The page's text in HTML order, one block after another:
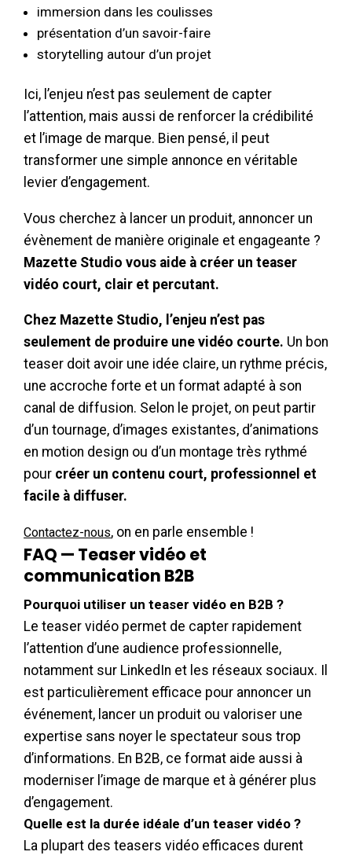
immersion dans les coulisses
présentation d’un savoir-faire
storytelling autour d’un projet
Ici, l’enjeu n’est pas seulement de capter
l’attention, mais aussi de renforcer la crédibilité
et l’image de marque. Bien pensé, il peut
transformer une simple annonce en véritable
levier d’engagement.
Vous cherchez à lancer un produit, annoncer un
évènement de manière originale et engageante ?
Mazette Studio vous aide à créer un teaser
vidéo court, clair et percutant.
Chez Mazette Studio, l’enjeu n’est pas
seulement de produire une vidéo courte. Un bon
teaser doit avoir une idée claire, un rythme précis,
une accroche forte et un format adapté à son
canal de diffusion. Selon le projet, on peut partir
d’un tournage, d’images existantes, d’animations
en motion design ou d’un montage très rythmé
pour créer un contenu court, professionnel et
facile à diffuser.
Contactez-nous, on en parle ensemble !
FAQ — Teaser vidéo et
communication B2B
Pourquoi utiliser un teaser vidéo en B2B ?
Le teaser vidéo permet de capter rapidement
l’attention d’une audience professionnelle,
notamment sur LinkedIn et les réseaux sociaux. Il
est particulièrement efficace pour annoncer un
événement, lancer un produit ou valoriser une
expertise sans noyer le spectateur sous trop
d’informations. En B2B, ce format aide aussi à
moderniser l’image de marque et à générer plus
d’engagement.
Quelle est la durée idéale d’un teaser vidéo ?
La plupart des teasers vidéo efficaces durent